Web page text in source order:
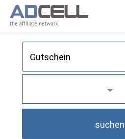
the affiliate network
suchen